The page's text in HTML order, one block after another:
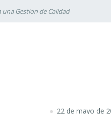
Gestion de Calidad
22 de mayo de